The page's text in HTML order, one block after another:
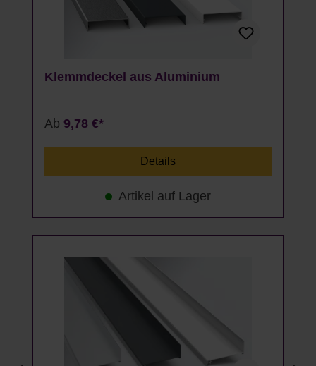
Klemmdeckel aus Aluminium
Ab 9,78 €*
Details
Artikel auf Lager